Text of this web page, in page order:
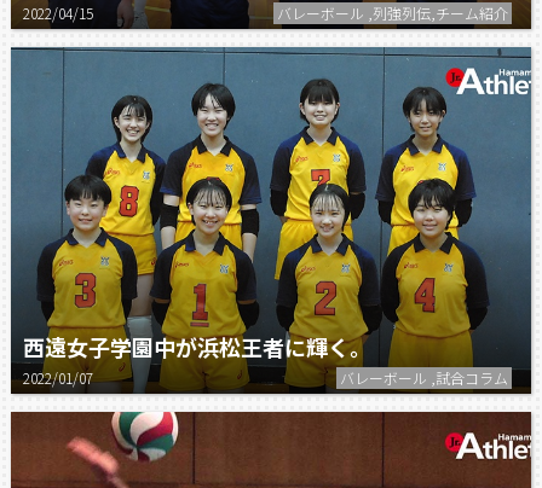
2022/04/15 バレーボール ,列強列伝,チーム紹介
西遠女子学園中が浜松王者に輝く。
2022/01/07 バレーボール ,試合コラム